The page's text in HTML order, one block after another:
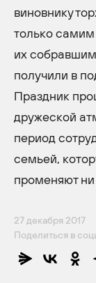
виновнику
только самим
их
получили в
Праздник
дружеской
период
семьей,
променяют ни
27 декабря 2017
Поделиться в